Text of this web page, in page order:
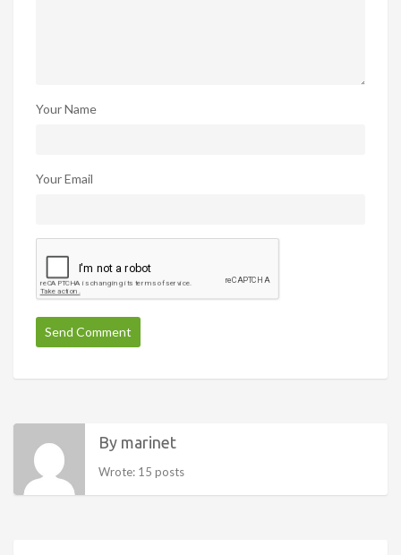
Your Name
Your Email
By marinet
Wrote: 15 posts